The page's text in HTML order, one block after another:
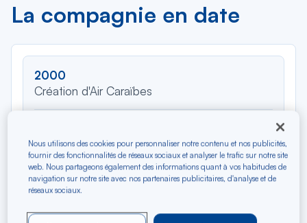
La compagnie en date
2000
Création d'Air Caraïbes
16 juillet
Mise en ligne du 1er ATR 72-500 sur le
réseau régional (F-OIJH aujourd'hui sorti de
flotte).
Nous utilisons des cookies pour personnaliser notre contenu et nos publicités,
fournir des fonctionnalités de réseaux sociaux et analyser le trafic sur notre site
web. Nous partageons également des informations quant à vos habitudes de
navigation sur notre site avec nos partenaires publicitaires, d'analyse et de
réseaux sociaux.